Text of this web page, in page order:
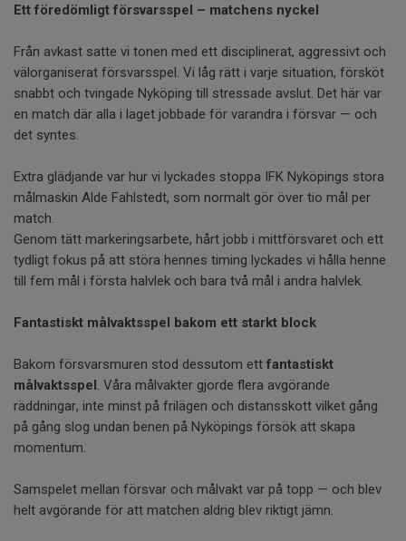
Ett föredömligt försvarsspel – matchens nyckel
Från avkast satte vi tonen med ett disciplinerat, aggressivt och
välorganiserat försvarsspel. Vi låg rätt i varje situation, försköt
snabbt och tvingade Nyköping till stressade avslut. Det här var
en match där alla i laget jobbade för varandra i försvar — och
det syntes.
Extra glädjande var hur vi lyckades stoppa IFK Nyköpings stora
målmaskin Alde Fahlstedt, som normalt gör över tio mål per
match.
Genom tätt markeringsarbete, hårt jobb i mittförsvaret och ett
tydligt fokus på att störa hennes timing lyckades vi hålla henne
till fem mål i första halvlek och bara två mål i andra halvlek.
Fantastiskt målvaktsspel bakom ett starkt block
Bakom försvarsmuren stod dessutom ett fantastiskt
målvaktsspel . Våra målvakter gjorde flera avgörande
räddningar, inte minst på frilägen och distansskott vilket gång
på gång slog undan benen på Nyköpings försök att skapa
momentum.
Samspelet mellan försvar och målvakt var på topp — och blev
helt avgörande för att matchen aldrig blev riktigt jämn.